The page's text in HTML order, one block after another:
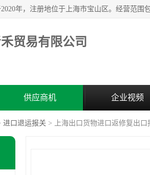
贸易有限公司
供应商机 企业视频
进口退运报关 > 上海出口货物进口返修复出